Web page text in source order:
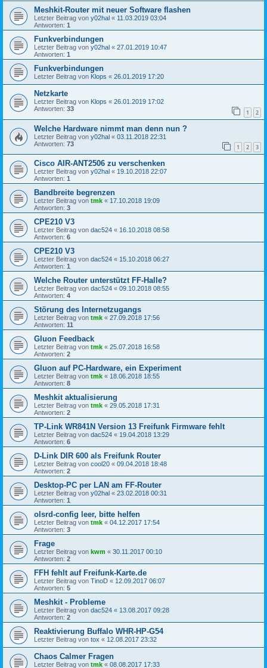
Meshkit-Router mit neuer Software flashen
Letzter Beitrag von y02hal « 11.03.2019 03:04
Antworten: 1
Funkverbindungen
Letzter Beitrag von y02hal « 27.01.2019 10:47
Antworten: 1
Funkverbindungen
Letzter Beitrag von Klops « 26.01.2019 17:20
Netzkarte
Letzter Beitrag von Klops « 26.01.2019 17:02
Antworten: 33 1 2
Welche Hardware nimmt man denn nun ?
Letzter Beitrag von y02hal « 03.11.2018 22:31
Antworten: 73 1 2 3
Cisco AIR-ANT2506 zu verschenken
Letzter Beitrag von y02hal « 19.10.2018 22:07
Antworten: 1
Bandbreite begrenzen
Letzter Beitrag von tmk « 17.10.2018 19:09
Antworten: 3
CPE210 V3
Letzter Beitrag von dac524 « 16.10.2018 08:58
Antworten: 6
CPE210 V3
Letzter Beitrag von dac524 « 15.10.2018 06:27
Antworten: 1
Welche Router unterstützt FF-Halle?
Letzter Beitrag von dac524 « 09.10.2018 08:55
Antworten: 4
Störung des Internetzugangs
Letzter Beitrag von tmk « 27.09.2018 17:56
Antworten: 11
Gluon Feedback
Letzter Beitrag von tmk « 25.07.2018 16:58
Antworten: 2
Gluon auf PC-Hardware, ein Experiment
Letzter Beitrag von tmk « 18.06.2018 18:55
Antworten: 8
Meshkit aktualisierung
Letzter Beitrag von tmk « 29.05.2018 17:31
Antworten: 2
TP-Link WR841N Version 13 Freifunk Firmware fehlt
Letzter Beitrag von dac524 « 19.04.2018 13:29
Antworten: 6
D-Link DIR 600 als Freifunk Router
Letzter Beitrag von cool20 « 09.04.2018 18:48
Antworten: 2
Desktop-PC per LAN am FF-Router
Letzter Beitrag von y02hal « 23.02.2018 00:31
Antworten: 1
olsrd-config leer, bitte helfen
Letzter Beitrag von tmk « 04.12.2017 17:54
Antworten: 3
Frage
Letzter Beitrag von kwm « 30.11.2017 00:10
Antworten: 2
FFH fehlt auf Freifunk-Karte.de
Letzter Beitrag von TinoD « 12.09.2017 06:07
Antworten: 5
Meshkit - Probleme
Letzter Beitrag von dac524 « 13.08.2017 09:28
Antworten: 2
Reaktivierung Buffalo WHR-HP-G54
Letzter Beitrag von tox « 12.08.2017 23:32
Chaos Calmer Fragen
Letzter Beitrag von tmk « 08.08.2017 17:33